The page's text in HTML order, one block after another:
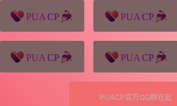
猪八戒源码 win10系统下载
XD学习网
PUACP官方QQ群在此